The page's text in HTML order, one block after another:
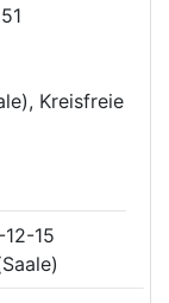
Kreisfreie
15